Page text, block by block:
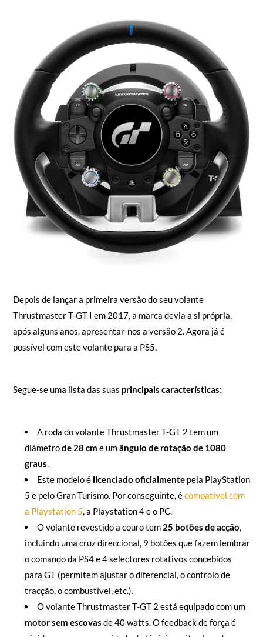
Depois de lançar a primeira versão do seu volante
Thrustmaster T-GT I em 2017, a marca devia a si própria,
após alguns anos, apresentar-nos a versão 2. Agora já é
possível com este volante para a PS5.
Segue-se uma lista das suas principais características:
A roda do volante Thrustmaster T-GT 2 tem um
diâmetrode 28 cm e umângulo de rotação de 1080
graus.
Este modelo é licenciado oficialmentepela PlayStation
5 e pelo Gran Turismo. Por conseguinte, écompatível com
a Playstation 5, a Playstation 4 e o PC.
O volante revestido a couro tem 25 botões de acção,
incluindo uma cruz direccional, 9 botões que fazem lembrar
o comando da PS4 e 4 selectores rotativos concebidos
para GT (permitem ajustar o diferencial, o controlo de
tracção, o combustível, etc.).
O volante Thrustmaster T-GT 2 está equipado com um
motor sem escovas de 40 watts. O feedback de força é